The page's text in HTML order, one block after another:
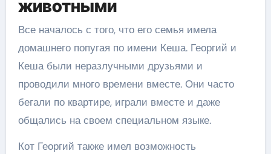
животными
Все началось с того, что его семья имела
домашнего попугая по имени Кеша. Георгий и
Кеша были неразлучными друзьями и
проводили много времени вместе. Они часто
бегали по квартире, играли вместе и даже
общались на своем специальном языке.
Кот Георгий также имел возможность